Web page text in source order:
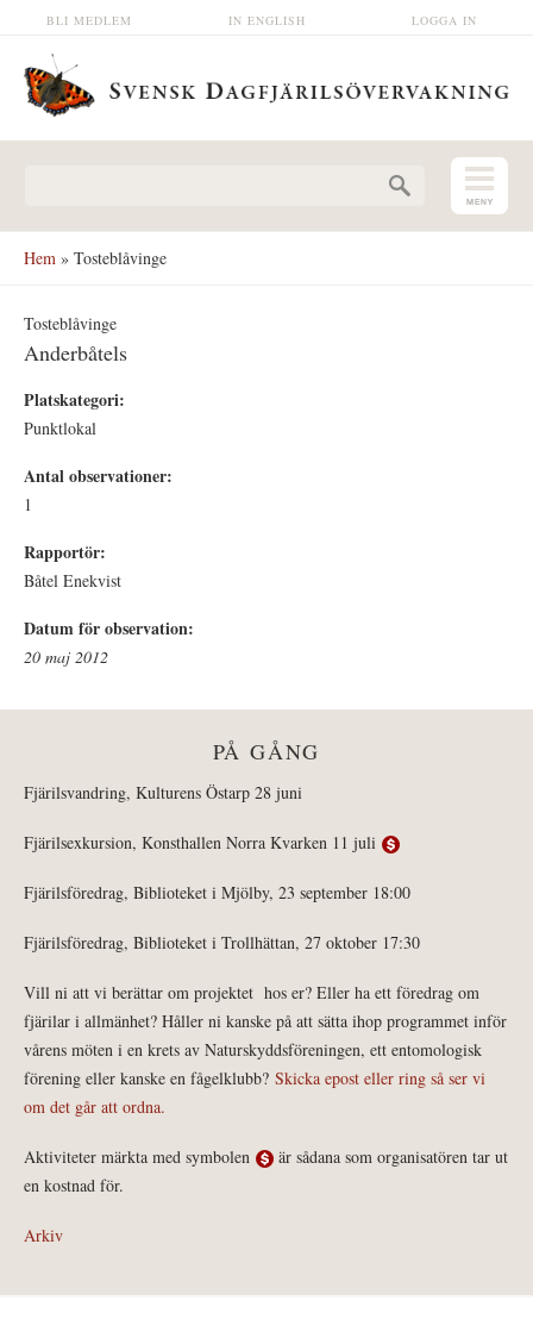
Hoppa till huvudinnehåll LOGGA IN
IN ENGLISH
BLI MEDLEM
Hem » Tosteblåvinge
Tosteblåvinge
Anderbåtels
Platskategori:
Punktlokal
Antal observationer:
1
Rapportör:
Båtel Enekvist
Datum för observation:
20 maj 2012
PÅ GÅNG
Fjärilsvandring, Kulturens Östarp 28 juni
Fjärilsexkursion, Konsthallen Norra Kvarken 11 juli
Fjärilsföredrag, Biblioteket i Mjölby, 23 september 18:00
Fjärilsföredrag, Biblioteket i Trollhättan, 27 oktober 17:30
Vill ni att vi berättar om projektet hos er? Eller ha ett föredrag om
fjärilar i allmänhet? Håller ni kanske på att sätta ihop programmet inför
vårens möten i en krets av Naturskyddsföreningen, ett entomologisk
förening eller kanske en fågelklubb? Skicka epost eller ring så ser vi
om det går att ordna.
Aktiviteter märkta med symbolen
är sådana som organisatören tar ut
en kostnad för.
Arkiv